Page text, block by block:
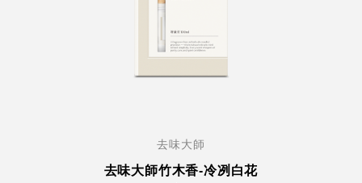
去味大師
去味大師竹木香-冷冽白花